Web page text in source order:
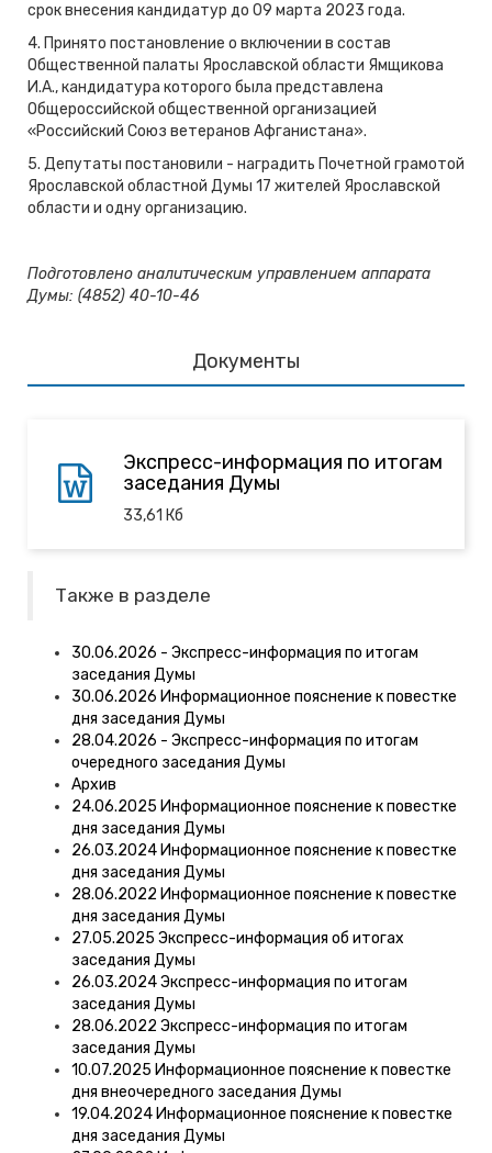
срок внесения кандидатур до 09 марта 2023 года.
4. Принято постановление о включении в состав
Общественной палаты Ярославской области Ямщикова
И.А., кандидатура которого была представлена
Общероссийской общественной организацией
«Российский Союз ветеранов Афганистана».
5. Депутаты постановили - наградить Почетной грамотой
Ярославской областной Думы 17 жителей Ярославской
области и одну организацию.
Подготовлено аналитическим управлением аппарата
Думы: (4852) 40-10-46
Документы
Экспресс-информация по итогам
заседания Думы
33,61 Кб
Также в разделе
30.06.2026 - Экспресс-информация по итогам
заседания Думы
30.06.2026 Информационное пояснение к повестке
дня заседания Думы
28.04.2026 - Экспресс-информация по итогам
очередного заседания Думы
Архив
24.06.2025 Информационное пояснение к повестке
дня заседания Думы
26.03.2024 Информационное пояснение к повестке
дня заседания Думы
28.06.2022 Информационное пояснение к повестке
дня заседания Думы
27.05.2025 Экспресс-информация об итогах
заседания Думы
26.03.2024 Экспресс-информация по итогам
заседания Думы
28.06.2022 Экспресс-информация по итогам
заседания Думы
10.07.2025 Информационное пояснение к повестке
дня внеочередного заседания Думы
19.04.2024 Информационное пояснение к повестке
дня заседания Думы